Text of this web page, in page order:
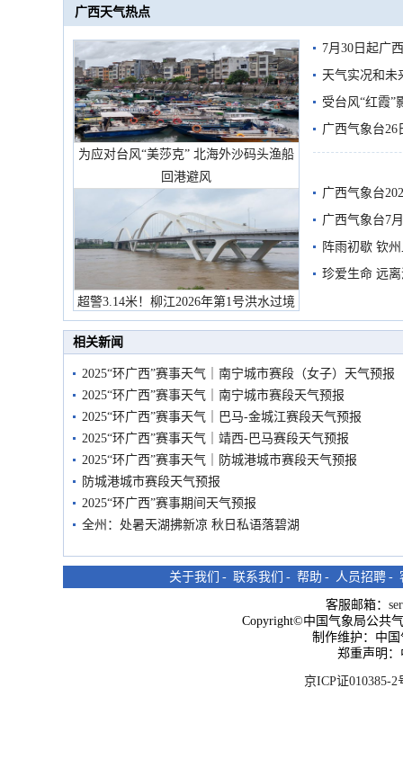
广西天气热点
为应对台风“美莎克” 北海外沙码头渔船
回港避风
超警3.14米！柳江2026年第1号洪水过境
市民在堤岸见证汛况
7月30日起广
天气实况和未
受台风“红霞”
有较强降雨
广西气象台26
广西气象台
预警
广西气象台7
阵雨初歇 钦
珍爱生命 远
相关新闻
2025“环广西”赛事天气｜南宁城市赛段（女子）天气预报
2025“环广西”赛事天气｜南宁城市赛段天气预报
2025“环广西”赛事天气｜巴马-金城江赛段天气预报
2025“环广西”赛事天气｜靖西-巴马赛段天气预报
2025“环广西”赛事天气｜防城港城市赛段天气预报
防城港城市赛段天气预报
2025“环广西”赛事期间天气预报
全州：处暑天湖拂新凉 秋日私语落碧湖
关于我们 - 联系我们 - 帮助 - 人员招聘 -
客服邮箱：
Copyright©中国气象局公共
制作维护：中
郑重声明
京ICP证010385-2